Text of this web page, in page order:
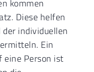
kommen
Diese helfen
individuellen
Ein
eine Person ist